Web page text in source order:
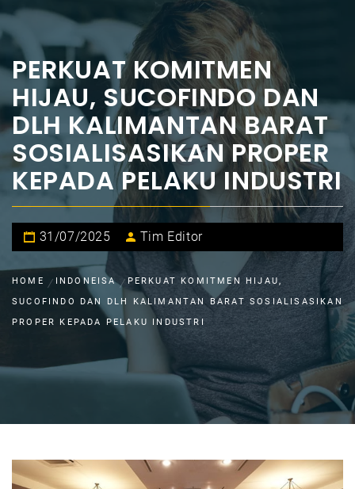
PERKUAT KOMITMEN
HIJAU, SUCOFINDO DAN
DLH KALIMANTAN BARAT
SOSIALISASIKAN PROPER
KEPADA PELAKU INDUSTRI
31/07/2025 Tim Editor
HOME INDONEISA
PERKUAT KOMITMEN HIJAU,
SUCOFINDO DAN DLH KALIMANTAN BARAT SOSIALISASIKAN
PROPER KEPADA PELAKU INDUSTRI